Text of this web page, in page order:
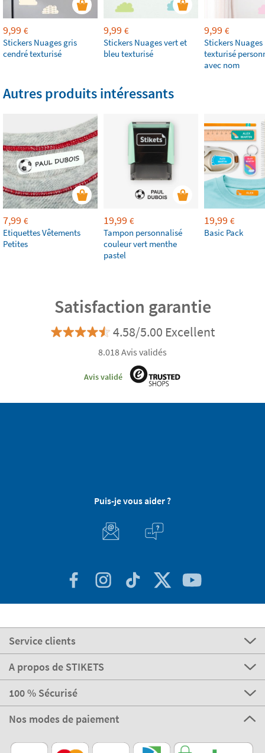
9,99 €
Stickers Nuages gris
cendré texturisé
9,99 €
Stickers Nuages vert et
bleu texturisé
9,99 €
Stickers Nuages
texturisé
avec nom
Autres produits intéressants
7,99 €
Etiquettes Vêtements
Petites
19,99 €
Tampon personnalisé
couleur vert menthe
pastel
19,99 €
Basic Pack
Satisfaction garantie
4.58/5.00 Excellent
8.018 Avis validés
Avis validé
Puis-je vous aider ?
Service clients
A propos de STIKETS
100 % Sécurisé
Nos modes de paiement